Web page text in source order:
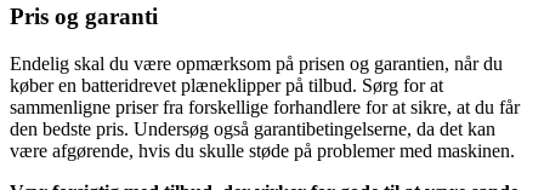
Pris og garanti
Endelig skal du være opmærksom på prisen og garantien, når du
køber en batteridrevet plæneklipper på tilbud. Sørg for at
sammenligne priser fra forskellige forhandlere for at sikre, at du får
den bedste pris. Undersøg også garantibetingelserne, da det kan
være afgørende, hvis du skulle støde på problemer med maskinen.